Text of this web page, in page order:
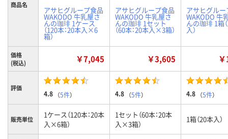
商品名
アサヒグループ食品
WAKODO 牛乳屋さ
んの珈琲 1ケース
（120本：20本入×6
箱）
アサヒグループ食品
WAKODO 牛乳屋さ
んの珈琲 1セット
（60本：20本入×3箱）
アサヒグル
WAKODO 牛
んの珈琲 1箱
入）
価格
(税込)
￥7,045 ￥3,605
評価
4.8 （5件） 4.8 （5件） 4.8 （5件）
販売単位
1ケース（120本：20本
入×6箱）
1セット（60本：20本
入×3箱）
1箱（20本入）